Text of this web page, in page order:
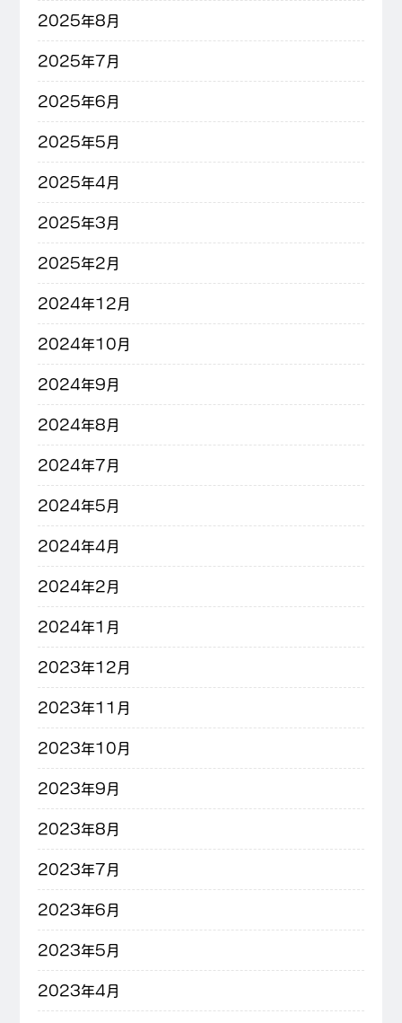
2025年8月
2025年7月
2025年6月
2025年5月
2025年4月
2025年3月
2025年2月
2024年12月
2024年10月
2024年9月
2024年8月
2024年7月
2024年5月
2024年4月
2024年2月
2024年1月
2023年12月
2023年11月
2023年10月
2023年9月
2023年8月
2023年7月
2023年6月
2023年5月
2023年4月